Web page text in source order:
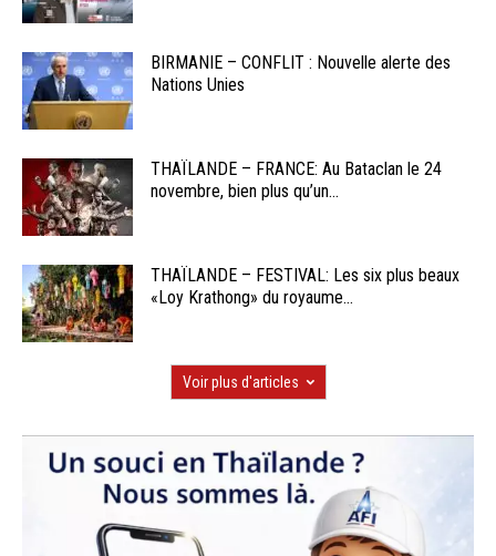
BIRMANIE – CONFLIT : Nouvelle alerte des
Nations Unies
THAÏLANDE – FRANCE: Au Bataclan le 24
novembre, bien plus qu’un...
THAÏLANDE – FESTIVAL: Les six plus beaux
«Loy Krathong» du royaume...
Voir plus d'articles